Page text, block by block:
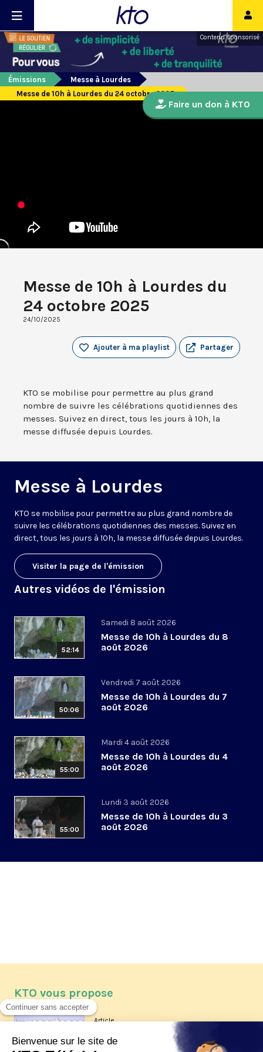
Contenu sponsorisé
Émissions
Messe à Lourdes
Messe de 10h à Lourdes du 24 octobre 2025
Messe de 10h à Lourdes du
24 octobre 2025
24/10/2025
Partager
Ajouter à ma playlist
KTO se mobilise pour permettre au plus grand
nombre de suivre les célébrations quotidiennes des
messes. Suivez en direct, tous les jours à 10h, la
messe diffusée depuis Lourdes.
Messe à Lourdes
KTO se mobilise pour permettre au plus grand nombre de
suivre les célébrations quotidiennes des messes. Suivez en
direct, tous les jours à 10h, la messe diffusée depuis Lourdes.
Visiter la page de l'émission
Autres vidéos de l'émission
52:14
Samedi 8 août 2026
Messe de 10h à Lourdes du 8
août 2026
50:06
Vendredi 7 août 2026
Messe de 10h à Lourdes du 7
août 2026
55:00
Mardi 4 août 2026
Messe de 10h à Lourdes du 4
août 2026
55:00
Lundi 3 août 2026
Messe de 10h à Lourdes du 3
août 2026
Faire un don à KTO
KTO vous propose
Article
Les reportages d'été 2026 de KTO